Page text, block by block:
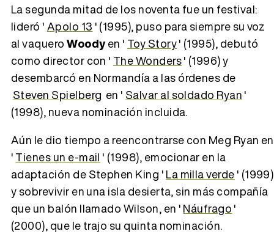
La segunda mitad de los noventa fue un festival:
lideró 'Apolo 13 ' (1995), puso para siempre su voz
al vaqueroWoodyen ' Toy Story' (1995), debutó
como director con ' The Wonders' (1996) y
desembarcó en Normandía a las órdenes de
Steven Spielberg en ' Salvar al soldado Ryan'
(1998), nueva nominación incluida.
Aún le dio tiempo a reencontrarse con Meg Ryan en
'Tienes un e-mail ' (1998), emocionar en la
adaptación de Stephen King 'La milla verde' (1999)
y sobrevivir en una isla desierta, sin más compañía
que un balón llamado Wilson, en 'Náufrago'
(2000), que le trajo su quinta nominación.